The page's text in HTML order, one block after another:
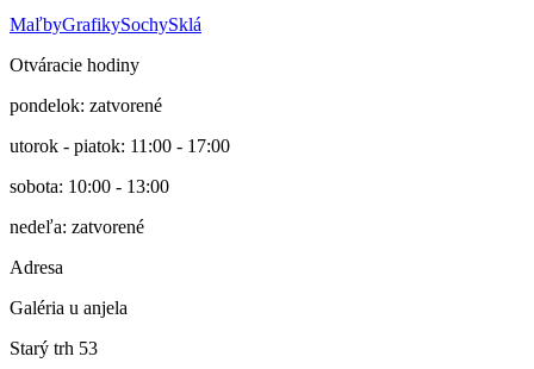
MaľbyGrafikySochySklá
Otváracie hodiny
pondelok: zatvorené
utorok - piatok: 11:00 - 17:00
sobota: 10:00 - 13:00
nedeľa: zatvorené
Adresa
Galéria u anjela
Starý trh 53